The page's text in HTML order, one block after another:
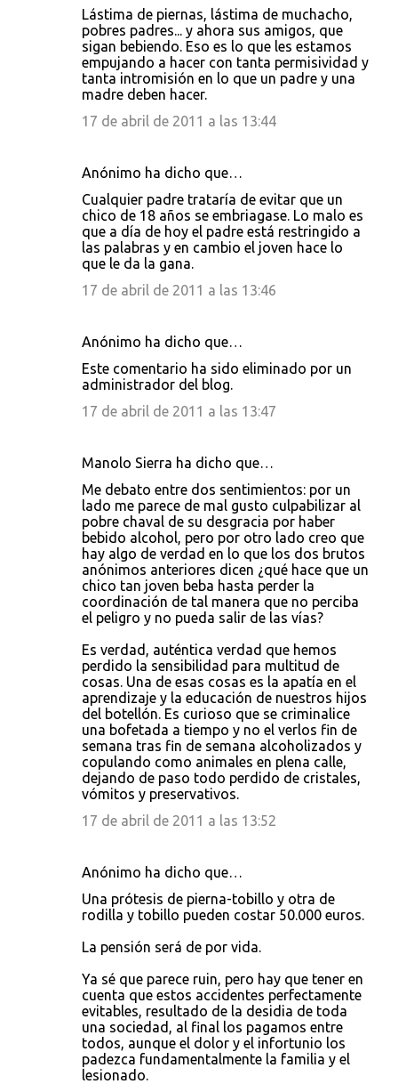
Lástima de piernas, lástima de muchacho,
pobres padres... y ahora sus amigos, que
sigan bebiendo. Eso es lo que les estamos
empujando a hacer con tanta permisividad y
tanta intromisión en lo que un padre y una
madre deben hacer.
17 de abril de 2011 a las 13:44
Anónimo ha dicho que…
Cualquier padre trataría de evitar que un
chico de 18 años se embriagase. Lo malo es
que a día de hoy el padre está restringido a
las palabras y en cambio el joven hace lo
que le da la gana.
17 de abril de 2011 a las 13:46
Anónimo ha dicho que…
Este comentario ha sido eliminado por un
administrador del blog.
17 de abril de 2011 a las 13:47
Manolo Sierra ha dicho que…
Me debato entre dos sentimientos: por un
lado me parece de mal gusto culpabilizar al
pobre chaval de su desgracia por haber
bebido alcohol, pero por otro lado creo que
hay algo de verdad en lo que los dos brutos
anónimos anteriores dicen ¿qué hace que un
chico tan joven beba hasta perder la
coordinación de tal manera que no perciba
el peligro y no pueda salir de las vías?
Es verdad, auténtica verdad que hemos
perdido la sensibilidad para multitud de
cosas. Una de esas cosas es la apatía en el
aprendizaje y la educación de nuestros hijos
del botellón. Es curioso que se criminalice
una bofetada a tiempo y no el verlos fin de
semana tras fin de semana alcoholizados y
copulando como animales en plena calle,
dejando de paso todo perdido de cristales,
vómitos y preservativos.
17 de abril de 2011 a las 13:52
Anónimo ha dicho que…
Una prótesis de pierna-tobillo y otra de
rodilla y tobillo pueden costar 50.000 euros.
La pensión será de por vida.
Ya sé que parece ruin, pero hay que tener en
cuenta que estos accidentes perfectamente
evitables, resultado de la desidia de toda
una sociedad, al final los pagamos entre
todos, aunque el dolor y el infortunio los
padezca fundamentalmente la familia y el
lesionado.